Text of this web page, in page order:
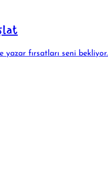
fırsatları seni bekliyor.